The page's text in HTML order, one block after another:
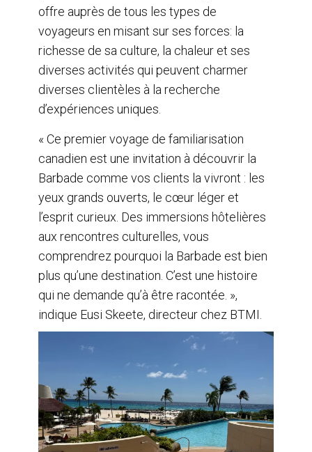
offre auprès de tous les types de
voyageurs en misant sur ses forces: la
richesse de sa culture, la chaleur et ses
diverses activités qui peuvent charmer
diverses clientèles à la recherche
d’expériences uniques.
« Ce premier voyage de familiarisation
canadien est une invitation à découvrir la
Barbade comme vos clients la vivront : les
yeux grands ouverts, le cœur léger et
l’esprit curieux. Des immersions hôtelières
aux rencontres culturelles, vous
comprendrez pourquoi la Barbade est bien
plus qu’une destination. C’est une histoire
qui ne demande qu’à être racontée. »,
indique Eusi Skeete, directeur chez BTMI.